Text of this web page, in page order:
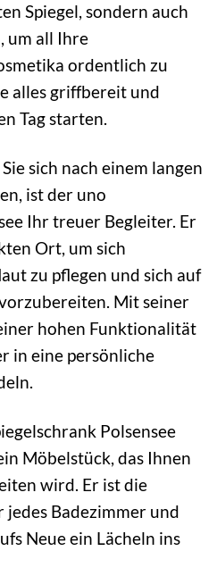
Spiegel, sondern auch
um all Ihre
ordentlich zu
alles griffbereit und
Tag starten.
sich nach einem langen
ist der uno
Ihr treuer Begleiter. Er
Ort, um sich
zu pflegen und sich auf
Mit seiner
hohen Funktionalität
in eine persönliche
Polsensee
Möbelstück, das Ihnen
wird. Er ist die
Badezimmer und
Neue ein Lächeln ins